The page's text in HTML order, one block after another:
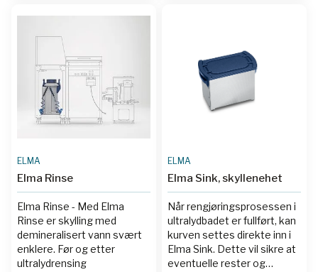
ELMA
Elma Rinse
Elma Rinse - Med Elma
Rinse er skylling med
demineralisert vann svært
enklere. Før og etter
ultralydrensing
ELMA
Elma Sink, skyllenehet
Når rengjøringsprosessen i
ultralydbadet er fullført, kan
kurven settes direkte inn i
Elma Sink. Dette vil sikre at
eventuelle rester og